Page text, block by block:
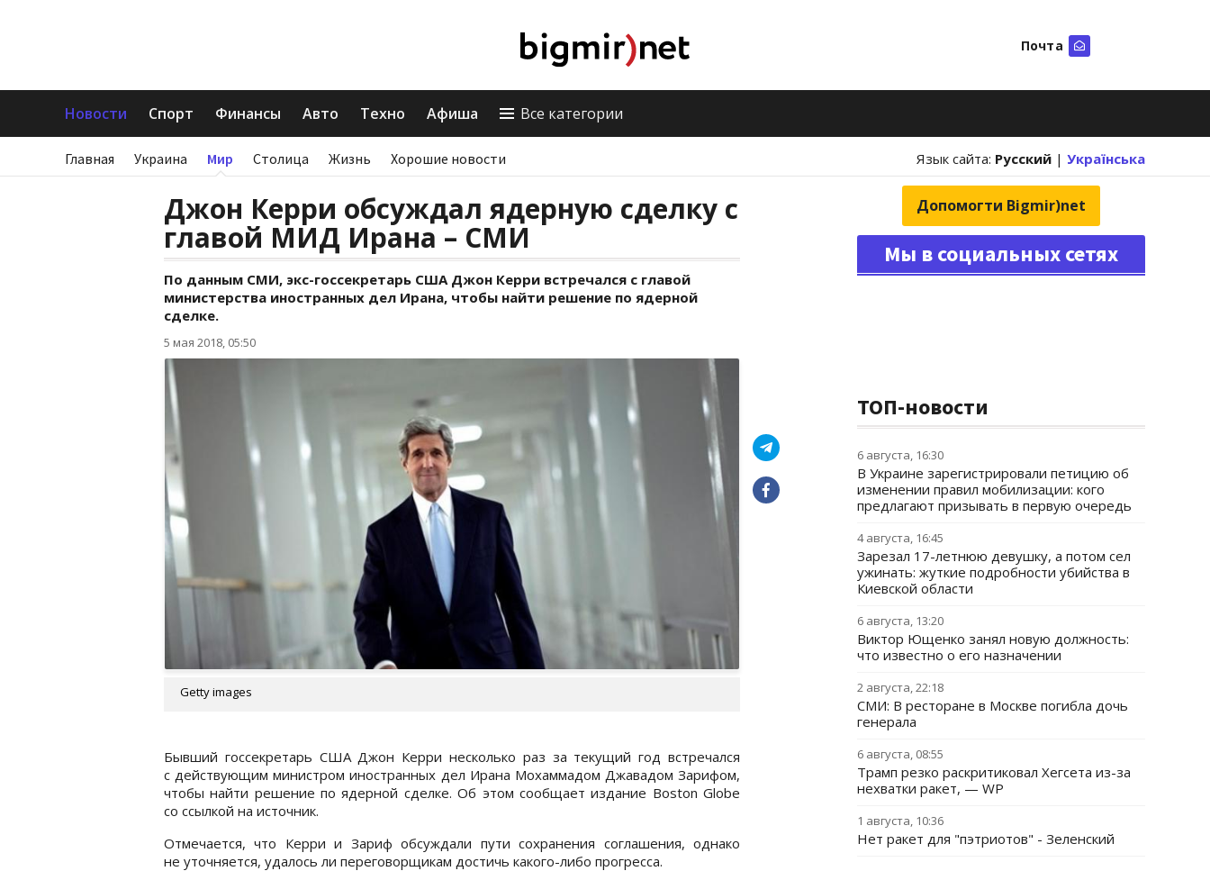
Почта
Новости Спорт Финансы Авто Техно Афиша Все категории
Главная Украина Мир Столица Жизнь Хорошие новости Язык сайта: Русский | Українська
Джон Керри обсуждал ядерную сделку с
главой МИД Ирана – СМИ
По данным СМИ, экс-госсекретарь США Джон Керри встречался с главой
министерства иностранных дел Ирана, чтобы найти решение по ядерной
сделке.
5 мая 2018, 05:50
Getty images
Бывший госсекретарь США Джон Керри несколько раз за текущий год встречался
с действующим министром иностранных дел Ирана Мохаммадом Джавадом Зарифом,
чтобы найти решение по ядерной сделке. Об этом сообщает издание Boston Globe
со ссылкой на источник.
Отмечается, что Керри и Зариф обсуждали пути сохранения соглашения, однако
не уточняется, удалось ли переговорщикам достичь какого-либо прогресса.
Допомогти Bigmir)net
Мы в социальных сетях
ТОП-новости
6 августа, 16:30
В Украине зарегистрировали петицию об
изменении правил мобилизации: кого
предлагают призывать в первую очередь
4 августа, 16:45
Зарезал 17-летнюю девушку, а потом сел
ужинать: жуткие подробности убийства в
Киевской области
6 августа, 13:20
Виктор Ющенко занял новую должность:
что известно о его назначении
2 августа, 22:18
СМИ: В ресторане в Москве погибла дочь
генерала
6 августа, 08:55
Трамп резко раскритиковал Хегсета из-за
нехватки ракет, — WP
1 августа, 10:36
Нет ракет для "пэтриотов" - Зеленский